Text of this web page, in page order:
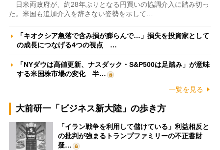
日米両政府が、約28年ぶりとなる円買いの協調介入に踏み切っ
た。米国も追加介入を辞さない姿勢を示して…
「キオクシア急落で含み損が膨らんで…」損失を投資家として
の成長につなげる4つの視点 …
「NYダウは高値更新、ナスダック・S&P500は足踏み」が意味
する米国株市場の変化 半…
一覧を見る
大前研一「ビジネス新大陸」の歩き方
「イラン戦争を利用して儲けている」利益相反と
の批判が強まるトランプファミリーの不正蓄財
疑…